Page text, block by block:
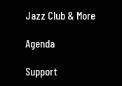
Jazz Club & More
Agenda
Support